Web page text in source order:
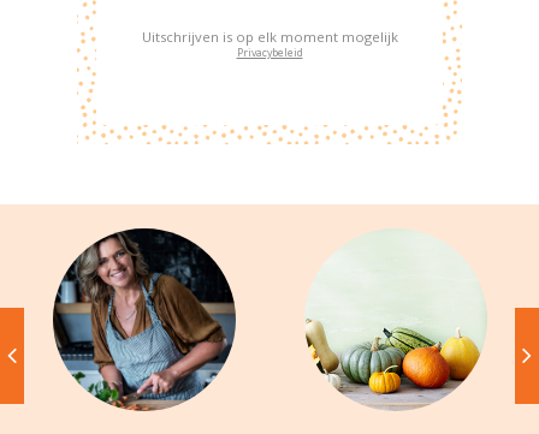
Uitschrijven is op elk moment mogelijk
Privacybeleid